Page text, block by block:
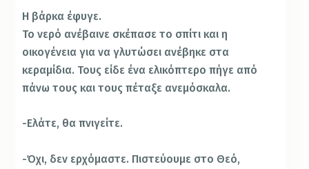
Η βάρκα έφυγε.
Το νερό ανέβαινε σκέπασε το σπίτι και η
οικογένεια για να γλυτώσει ανέβηκε στα
κεραμίδια. Τους είδε ένα ελικόπτερο πήγε από
πάνω τους και τους πέταξε ανεμόσκαλα.
-Ελάτε, θα πνιγείτε.
-Όχι, δεν ερχόμαστε. Πιστεύουμε στο Θεό,